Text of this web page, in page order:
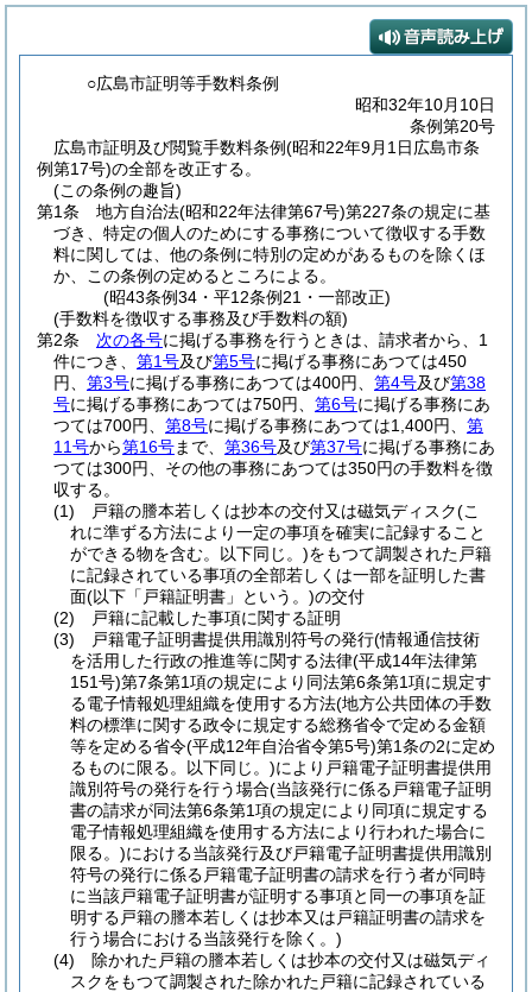
○広島市証明等手数料条例
昭和32年10月10日
条例第20号
広島市証明及び閲覧手数料条例(昭和22年9月1日広島市条
例第17号)の全部を改正する。
(この条例の趣旨)
第1条
地方自治法(昭和22年法律第67号)第227条の規定に基
づき、特定の個人のためにする事務について徴収する手数
料に関しては、他の条例に特別の定めがあるものを除くほ
か、この条例の定めるところによる。
(昭43条例34・平12条例21・一部改正)
(手数料を徴収する事務及び手数料の額)
第2条
次の各号に掲げる事務を行うときは、請求者から、1
件につき、 第1号及び第5号に掲げる事務にあつては450
円、 第3号に掲げる事務にあつては400円、 第4号及び第38
号に掲げる事務にあつては750円、 第6号に掲げる事務にあ
つては700円、 第8号に掲げる事務にあつては1,400円、 第
11号から第16号まで、 第36号及び第37号に掲げる事務にあ
つては300円、その他の事務にあつては350円の手数料を徴
収する。
(1)
戸籍の謄本若しくは抄本の交付又は磁気ディスク(こ
れに準ずる方法により一定の事項を確実に記録すること
ができる物を含む。以下同じ。)をもつて調製された戸籍
に記録されている事項の全部若しくは一部を証明した書
面(以下「戸籍証明書」という。)の交付
(2)
戸籍に記載した事項に関する証明
(3)
戸籍電子証明書提供用識別符号の発行(情報通信技術
を活用した行政の推進等に関する法律(平成14年法律第
151号)第7条第1項の規定により同法第6条第1項に規定す
る電子情報処理組織を使用する方法(地方公共団体の手数
料の標準に関する政令に規定する総務省令で定める金額
等を定める省令(平成12年自治省令第5号)第1条の2に定め
るものに限る。以下同じ。)により戸籍電子証明書提供用
識別符号の発行を行う場合(当該発行に係る戸籍電子証明
書の請求が同法第6条第1項の規定により同項に規定する
電子情報処理組織を使用する方法により行われた場合に
限る。)における当該発行及び戸籍電子証明書提供用識別
符号の発行に係る戸籍電子証明書の請求を行う者が同時
に当該戸籍電子証明書が証明する事項と同一の事項を証
明する戸籍の謄本若しくは抄本又は戸籍証明書の請求を
行う場合における当該発行を除く。)
(4)
除かれた戸籍の謄本若しくは抄本の交付又は磁気ディ
スクをもつて調製された除かれた戸籍に記録されている